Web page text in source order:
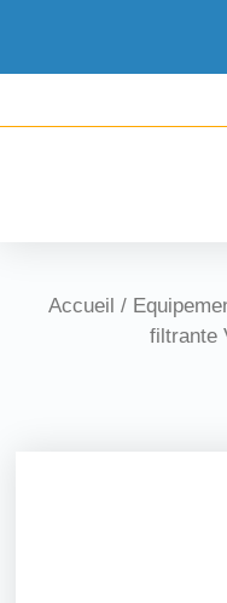
Accueil /
filtrante